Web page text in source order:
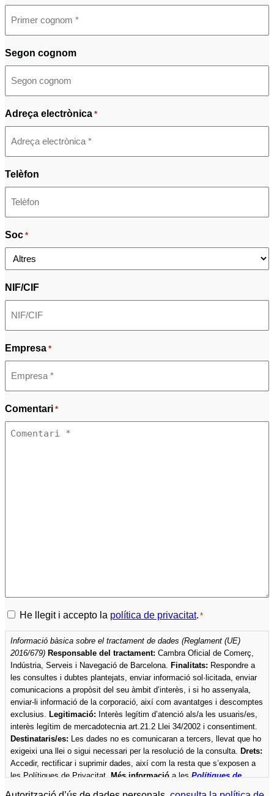
Segon cognom
Adreça electrònica *
Telèfon
Soc *
NIF/CIF
Empresa *
Comentari *
Política
de
privacitat
He llegit i accepto la política de privacitat. *
Informació bàsica sobre el tractament de dades (Reglament (UE)
2016/679) Responsable del tractament: Cambra Oficial de Comerç,
Indústria, Serveis i Navegació de Barcelona.
Finalitats: Respondre a
les consultes i dubtes plantejats, enviar informació sol·licitada, enviar
comunicacions a propòsit del seu àmbit d’interès, i si ho assenyala,
enviar-li informació de la corporació, així com avantatges i descomptes
exclusius.
Legitimació: Interès legítim d’atenció als/a les usuaris/es,
interès legítim de mercadotecnia art.21.2 Llei 34/2002 i consentiment.
Destinataris/es: Les dades no es comunicaran a tercers, llevat que ho
exigeixi una llei o sigui necessari per la resolució de la consulta.
Drets:
Accedir, rectificar i suprimir dades, així com la resta que s’exposen a
les Polítiques de Privacitat.Més informacióa lesPolítiques de